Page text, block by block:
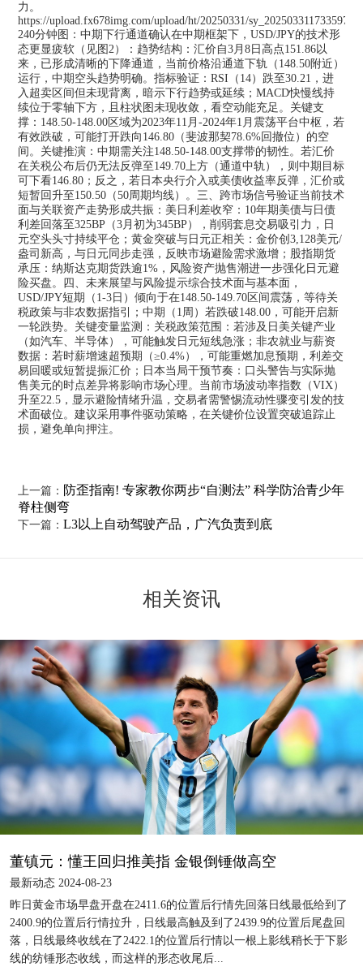
力。
https://upload.fx678img.com/upload/ht/20250331/
240分钟图：中期下行通道确认在中期框架下，USD/JPY的技术形
态更显疲软（见图2）：趋势结构：汇价自3月8日高点151.86以
来，已形成清晰的下降通道，当前价格沿通道下轨（148.50附近）
运行，中期空头趋势明确。指标验证：RSI（14）跌至30.21，进
入超卖区间但未现背离，暗示下行趋势或延续；MACD快慢线持
续位于零轴下方，且柱状图未现收敛，看空动能充足。关键支
撑：148.50-148.00区域为2023年11月-2024年1月震荡平台中枢，若
有效跌破，可能打开跌向146.80（斐波那契78.6%回撤位）的空
间。关键推演：中期需关注148.50-148.00支撑带的韧性。若汇价
在关税公布后仍无法反弹至149.70上方（通道中轨），则中期目标
可下看146.80；反之，若日本央行介入或美债收益率反弹，汇价或
短暂回升至150.50（50周期均线）。三、跨市场信号验证当前技术
面与关联资产走势形成共振：美日利差收窄：10年期美债与日债
利差回落至325BP（3月初为345BP），削弱套息交易吸引力，日
元空头头寸持续平仓；黄金突破与日元正相关：金价创3,128美元/
盎司新高，与日元同步走强，反映市场避险需求激增；股指期货
承压：纳斯达克期货跌逾1%，风险资产抛售潮进一步强化日元避
险买盘。四、未来展望与风险提示综合技术面与基本面，
USD/JPY短期（1-3日）倾向于在148.50-149.70区间震荡，等待关
税政策与非农数据指引；中期（1周）若跌破148.00，可能开启新
一轮跌势。关键变量监测：关税政策范围：若涉及日美关键产业
（如汽车、半导体），可能触发日元短线急涨；非农就业与薪资
数据：若时薪增速超预期（≥0.4%），可能重燃加息预期，利差交
易回暖或短暂提振汇价；日本当局干预节奏：口头警告与实际抛
售美元的时点差异将影响市场心理。当前市场波动率指数（VIX）
升至22.5，显示避险情绪升温，交易者需警惕流动性骤变引发的技
术面破位。建议采用事件驱动策略，在关键价位设置突破追踪止
损，避免单向押注。
上一篇： 防歪指南! 专家教你两步“自测法” 科学防治青少年
脊柱侧弯
下一篇：L3以上自动驾驶产品，广汽负责到底
相关资讯
董镇元：懂王回归推美指 金银倒锤做高空
最新动态 2024-08-23
昨日黄金市场早盘开盘在2411.6的位置后行情先回落日线最低给到了
2400.9的位置后行情拉升，日线最高触及到了2439.9的位置后尾盘回
落，日线最终收线在了2422.1的位置后行情以一根上影线稍长于下影
线的纺锤形态收线，而这样的形态收尾后...